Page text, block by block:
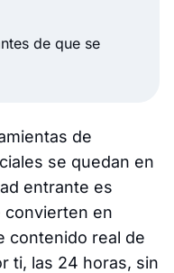
de que se
de
se quedan en
entrante es
convierten en
contenido real de
ti, las 24 horas, sin